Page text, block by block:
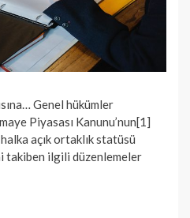
Genel hükümler
Piyasası Kanunu’nun[1]
açık ortaklık statüsü
takiben ilgili düzenlemeler